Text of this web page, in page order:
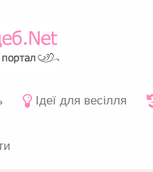
Ідеї для весілля